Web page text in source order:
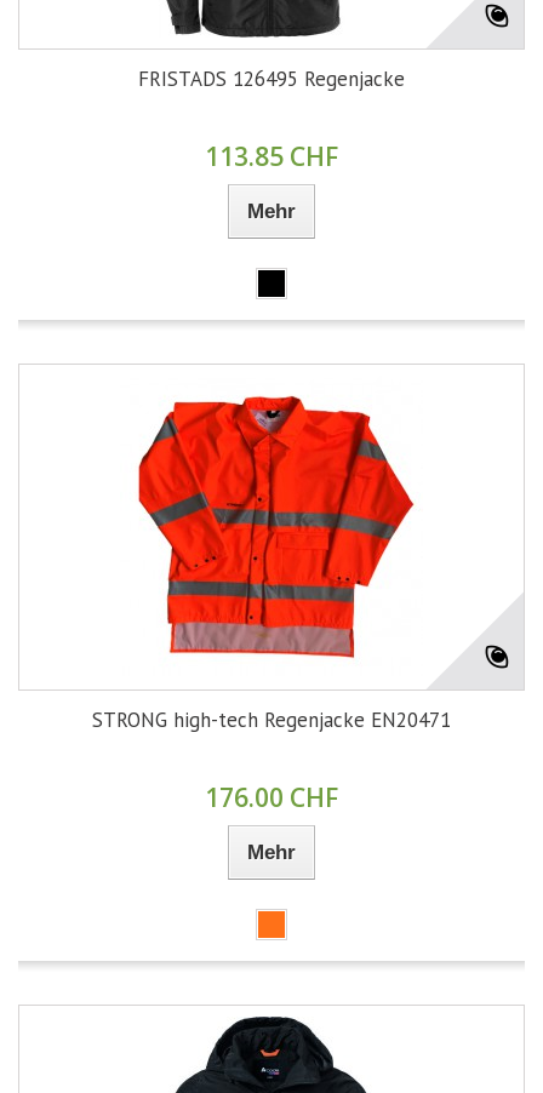
FRISTADS 126495 Regenjacke
113.85 CHF
Mehr
STRONG high-tech Regenjacke EN20471
176.00 CHF
Mehr